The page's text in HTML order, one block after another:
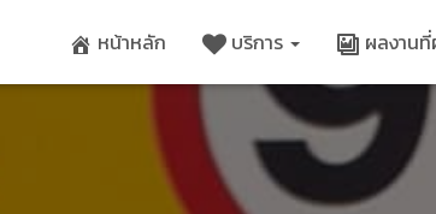
หน้าหลัก บริการ ผลงานที่